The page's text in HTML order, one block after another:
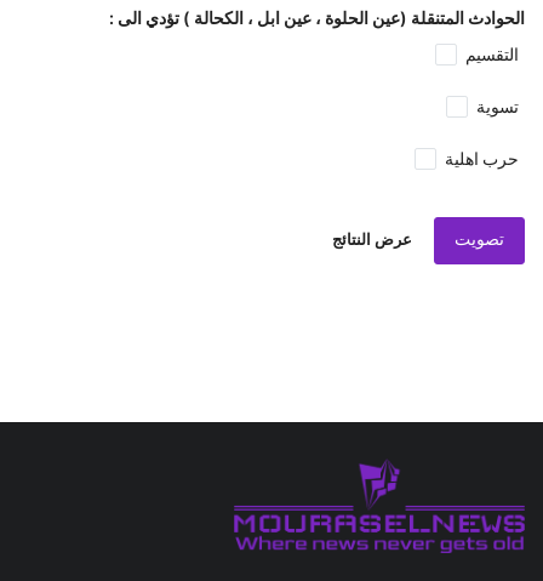
الحوادث المتنقلة (عين الحلوة ، عين ابل ، الكحالة ) تؤدي الى :
التقسيم
تسوية
حرب اهلية
تصويت عرض النتائج